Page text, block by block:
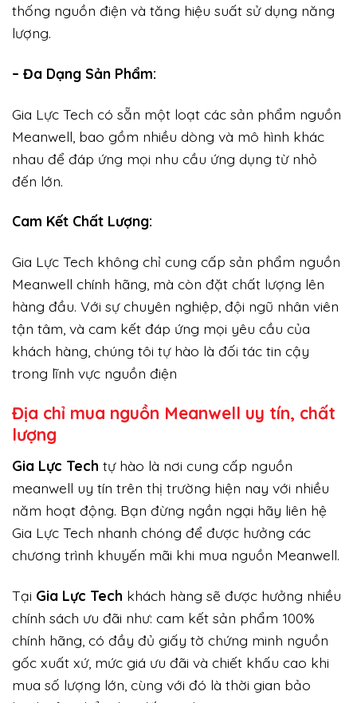
thống nguồn điện và tăng hiệu suất sử dụng năng
lượng.
– Đa Dạng Sản Phẩm:
Gia Lực Tech có sẵn một loạt các sản phẩm nguồn
Meanwell, bao gồm nhiều dòng và mô hình khác
nhau để đáp ứng mọi nhu cầu ứng dụng từ nhỏ
đến lớn.
Cam Kết Chất Lượng:
Gia Lực Tech không chỉ cung cấp sản phẩm nguồn
Meanwell chính hãng, mà còn đặt chất lượng lên
hàng đầu. Với sự chuyên nghiệp, đội ngũ nhân viên
tận tâm, và cam kết đáp ứng mọi yêu cầu của
khách hàng, chúng tôi tự hào là đối tác tin cậy
trong lĩnh vực nguồn điện
Địa chỉ mua nguồn Meanwell uy tín, chất
lượng
Gia Lực Tech tự hào là nơi cung cấp nguồn
meanwell uy tín trên thị trường hiện nay với nhiều
năm hoạt động. Bạn đừng ngần ngại hãy liên hệ
Gia Lực Tech nhanh chóng để được hưởng các
chương trình khuyến mãi khi mua nguồn Meanwell.
Tại Gia Lực Tech khách hàng sẽ được hưởng nhiều
chính sách ưu đãi như: cam kết sản phẩm 100%
chính hãng, có đầy đủ giấy tờ chứng minh nguồn
gốc xuất xứ, mức giá ưu đãi và chiết khấu cao khi
mua số lượng lớn, cùng với đó là thời gian bảo